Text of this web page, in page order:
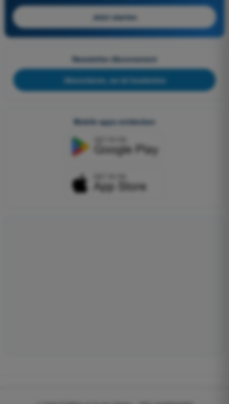
Jetzt starten
Newsletter-Abonnement
Abonnieren, es ist kostenlos
Mobile apps entdecken